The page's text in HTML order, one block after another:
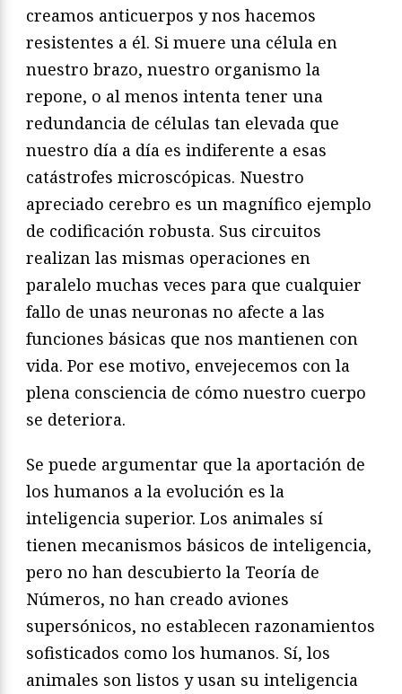
creamos anticuerpos y nos hacemos
resistentes a él. Si muere una célula en
nuestro brazo, nuestro organismo la
repone, o al menos intenta tener una
redundancia de células tan elevada que
nuestro día a día es indiferente a esas
catástrofes microscópicas. Nuestro
apreciado cerebro es un magnífico ejemplo
de codificación robusta. Sus circuitos
realizan las mismas operaciones en
paralelo muchas veces para que cualquier
fallo de unas neuronas no afecte a las
funciones básicas que nos mantienen con
vida. Por ese motivo, envejecemos con la
plena consciencia de cómo nuestro cuerpo
se deteriora.
Se puede argumentar que la aportación de
los humanos a la evolución es la
inteligencia superior. Los animales sí
tienen mecanismos básicos de inteligencia,
pero no han descubierto la Teoría de
Números, no han creado aviones
supersónicos, no establecen razonamientos
sofisticados como los humanos. Sí, los
animales son listos y usan su inteligencia